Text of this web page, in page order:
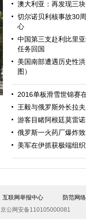
澳大利亚：再发现三
切尔诺贝利核事故30
心
中国第三支赴利比里
任务回国
美国南部遭遇历史性
图）
2016单板滑雪世锦赛
王毅与俄罗斯外长拉
游客目睹阿根廷莫雷
俄罗斯一火药厂爆炸
美军在伊抓获极端组织
互联网举报中心 防范网
京公网安备110105000081